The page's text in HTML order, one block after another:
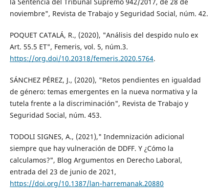
noviembre", Revista de Trabajo y Seguridad Social, núm. 42.
POQUET CATALÁ, R., (2020), "Análisis del despido nulo ex
Art. 55.5 ET", Femeris, vol. 5, núm.3.
https://org.doi/10.20318/femeris.2020.5764.
SÁNCHEZ PÉREZ, J., (2020), "Retos pendientes en igualdad
de género: temas emergentes en la nueva normativa y la
tutela frente a la discriminación", Revista de Trabajo y
Seguridad Social, núm. 453.
TODOLI SIGNES, A., (2021)," Indemnización adicional
siempre que hay vulneración de DDFF. Y ¿Cómo la
calculamos?", Blog Argumentos en Derecho Laboral,
entrada del 23 de junio de 2021,
https://doi.org/10.1387/lan-harremanak.20880